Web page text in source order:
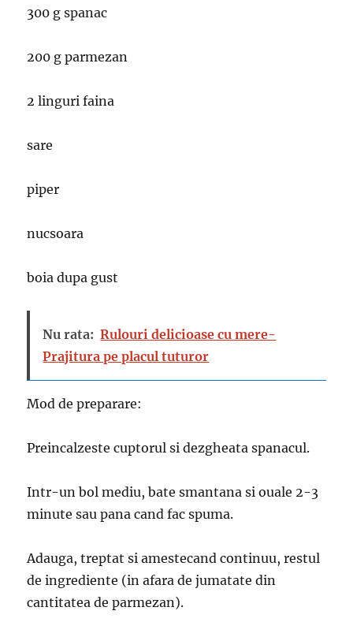
300 g spanac
200 g parmezan
2 linguri faina
sare
piper
nucsoara
boia dupa gust
Nu rata: Rulouri delicioase cu mere-
Prajitura pe placul tuturor
Mod de preparare:
Preincalzeste cuptorul si dezgheata spanacul.
Intr-un bol mediu, bate smantana si ouale 2-3
minute sau pana cand fac spuma.
Adauga, treptat si amestecand continuu, restul
de ingrediente (in afara de jumatate din
cantitatea de parmezan).